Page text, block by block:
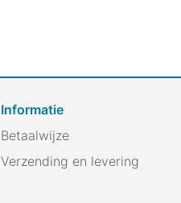
Informatie
Betaalwijze
Verzending en levering